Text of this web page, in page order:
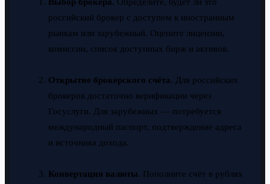
Выбор брокера. Определите, будет ли это
российский брокер с доступом к иностранным
рынкам или зарубежный. Оцените лицензии,
комиссии, список доступных бирж и активов.
Открытие брокерского счёта. Для российских
брокеров достаточно верификации через
Госуслуги. Для зарубежных — потребуется
международный паспорт, подтверждение адреса
и источника дохода.
Конвертация валюты. Пополните счёт в рублях